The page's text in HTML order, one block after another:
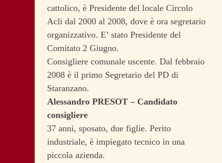
cattolico, è Presidente del locale Circolo
Acli dal 2000 al 2008, dove è ora segretario
organizzativo. E’ stato Presidente del
Comitato 2 Giugno.
Consigliere comunale uscente. Dal febbraio
2008 è il primo Segretario del PD di
Staranzano.
Alessandro PRESOT – Candidato
consigliere
37 anni, sposato, due figlie. Perito
industriale, è impiegato tecnico in una
piccola azienda.